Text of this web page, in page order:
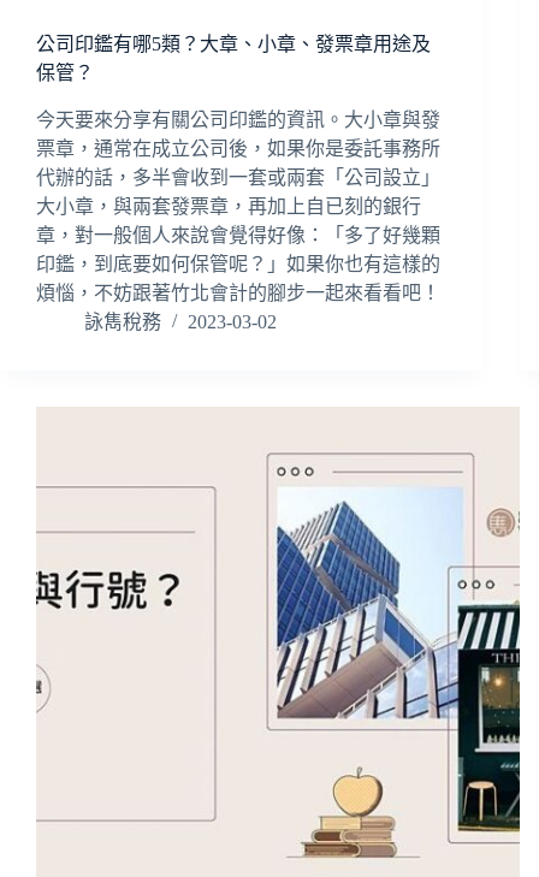
公司印鑑有哪5類？大章、小章、發票章用途及
保管？
今天要來分享有關公司印鑑的資訊。大小章與發
票章，通常在成立公司後，如果你是委託事務所
代辦的話，多半會收到一套或兩套「公司設立」
大小章，與兩套發票章，再加上自已刻的銀行
章，對一般個人來說會覺得好像：「多了好幾顆
印鑑，到底要如何保管呢？」如果你也有這樣的
煩惱，不妨跟著竹北會計的腳步一起來看看吧！
詠雋稅務
2023-03-02